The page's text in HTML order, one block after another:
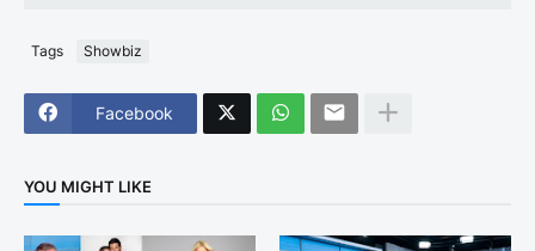
Tags Showbiz
Facebook
YOU MIGHT LIKE